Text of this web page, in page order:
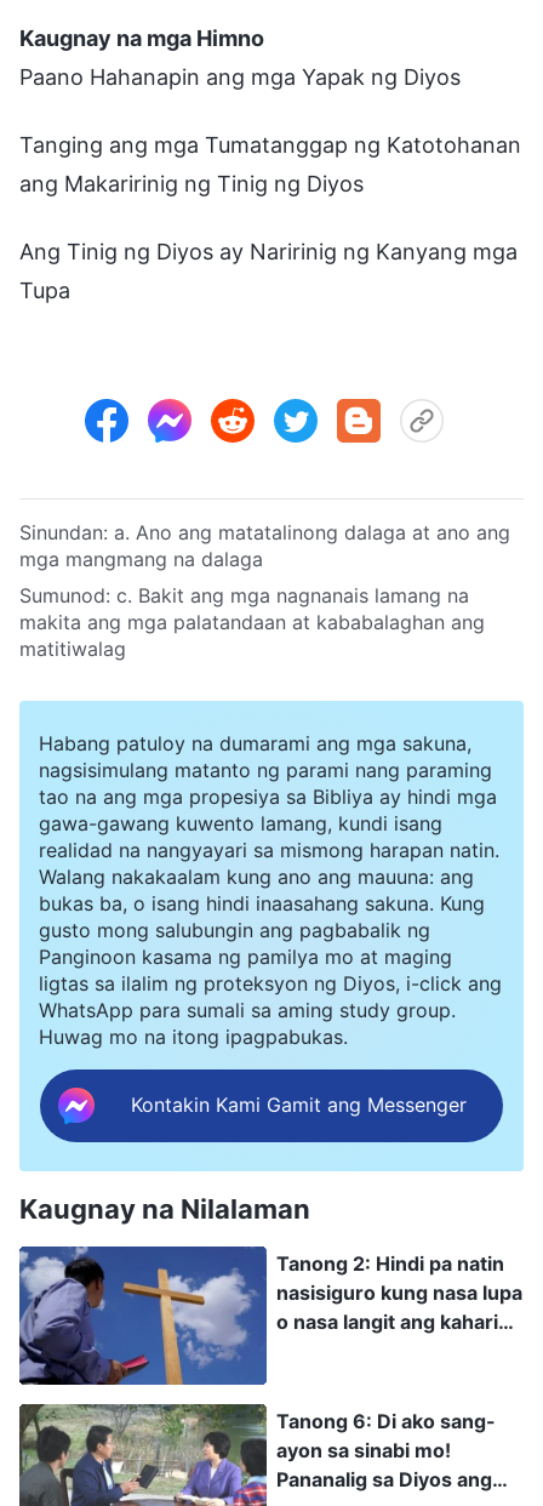
Kaugnay na mga Himno
Paano Hahanapin ang mga Yapak ng Diyos
Tanging ang mga Tumatanggap ng Katotohanan
ang Makaririnig ng Tinig ng Diyos
Ang Tinig ng Diyos ay Naririnig ng Kanyang mga
Tupa
Sinundan: a. Ano ang matatalinong dalaga at ano ang
mga mangmang na dalaga
Sumunod: c. Bakit ang mga nagnanais lamang na
makita ang mga palatandaan at kababalaghan ang
matitiwalag
Habang patuloy na dumarami ang mga sakuna,
nagsisimulang matanto ng parami nang paraming
tao na ang mga propesiya sa Bibliya ay hindi mga
gawa-gawang kuwento lamang, kundi isang
realidad na nangyayari sa mismong harapan natin.
Walang nakakaalam kung ano ang mauuna: ang
bukas ba, o isang hindi inaasahang sakuna. Kung
gusto mong salubungin ang pagbabalik ng
Panginoon kasama ng pamilya mo at maging
ligtas sa ilalim ng proteksyon ng Diyos, i-click ang
WhatsApp para sumali sa aming study group.
Huwag mo na itong ipagpabukas.
Kontakin Kami Gamit ang Messenger
Kaugnay na Nilalaman
Tanong 2: Hindi pa natin
nasisiguro kung nasa lupa
o nasa langit ang kaharian
Panginoong Jesus ng
“malapit na ang kaharian
ng langit” at “Dumarating
ang kaharian ng langit.”
Tanong 6: Di ako sang-
ayon sa sinabi mo!
Pananalig sa Diyos ang